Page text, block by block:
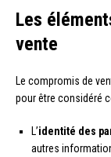
Les
vente
Le compromis de
pour être considéré
L’identité des
autres